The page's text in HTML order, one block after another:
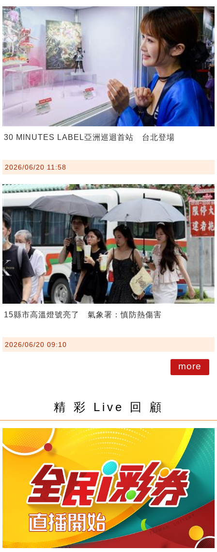
30 MINUTES LABEL亞洲巡迴首站 台北登場
2026/06/20 11:58
15縣市高溫燈號亮了 氣象署：慎防熱傷害
2026/06/20 09:10
more
精 彩 Live 回 顧